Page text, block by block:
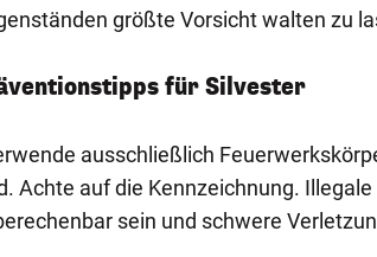
größte Vorsicht walten zu
für Silvester
ausschließlich
Achte auf die Kennzeichnung.
sein und schwere